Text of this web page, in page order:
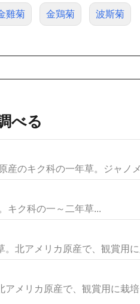
雞菊 金鶏菊 波斯菊
べる
産のキク科の一年草。ジャノ
キク科の一～二年草...
。北アメリカ原産で、観賞用
アメリカ原産で、観賞用に栽